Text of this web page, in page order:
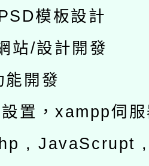
模板設計
站/設計開發
開發
置，xampp伺
, JavaScrupt